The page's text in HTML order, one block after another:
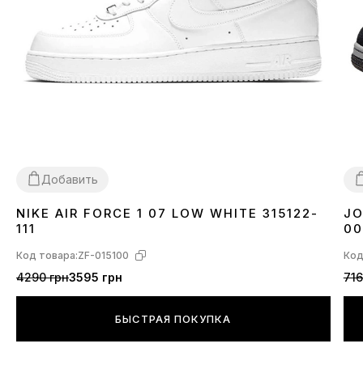
вам не подойдет что-нибудь, просто оставьте
посылку и не покупайте ее, это абсолютно бесплатно.
Товар
подлежит обмену и возврату (см. условия на
стр. «Оплата»).
Добавить
3637 38 39 40414243 4445 46
NIKE AIR FORCE 1 07 LOW WHITE 315122-
111
Код товара:ZF-015100
4290 грн3595 грн
БЫСТРАЯ ПОКУПКА